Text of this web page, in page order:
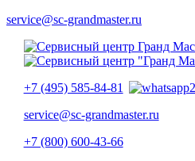
service@sc-grandmaster.ru
+7 (495) 585-84-81
service@sc-grandmaster.ru
+7 (800) 600-43-66